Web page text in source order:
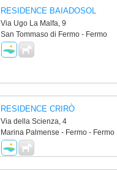
RESIDENCE BAIADOSOL
Via Ugo La Malfa, 9
San Tommaso di Fermo - Fermo
RESIDENCE CRIRÒ
Via della Scienza, 4
Marina Palmense - Fermo - Fermo